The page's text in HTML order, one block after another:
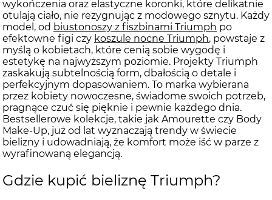
wykończenia oraz elastyczne koronki, które delikatnie
otulają ciało, nie rezygnując z modowego sznytu. Każdy
model, od biustonoszy z fiszbinami Triumph po
efektowne figi czy koszule nocne Triumph, powstaje z
myślą o kobietach, które cenią sobie wygodę i
estetykę na najwyższym poziomie. Projekty Triumph
zaskakują subtelnością form, dbałością o detale i
perfekcyjnym dopasowaniem. To marka wybierana
przez kobiety nowoczesne, świadome swoich potrzeb,
pragnące czuć się pięknie i pewnie każdego dnia.
Bestsellerowe kolekcje, takie jak Amourette czy Body
Make-Up, już od lat wyznaczają trendy w świecie
bielizny i udowadniają, że komfort może iść w parze z
wyrafinowaną elegancją.
Gdzie kupić bieliznę Triumph?